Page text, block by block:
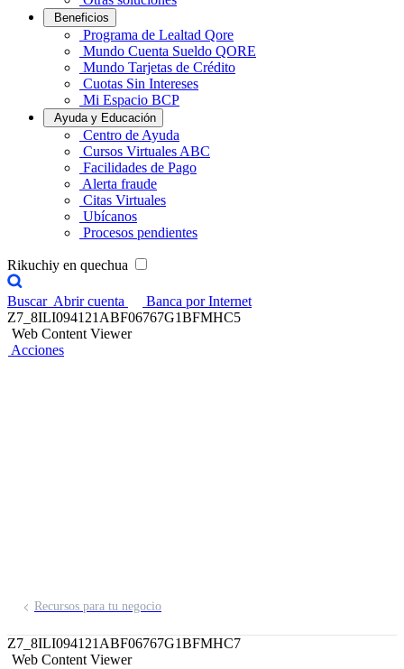
Beneficios
Programa de Lealtad Qore
Mundo Cuenta Sueldo QORE
Mundo Tarjetas de Crédito
Cuotas Sin Intereses
Mi Espacio BCP
Ayuda y Educación
Centro de Ayuda
Cursos Virtuales ABC
Facilidades de Pago
Alerta fraude
Citas Virtuales
Ubícanos
Procesos pendientes
Rikuchiy en quechua
Buscar Abrir cuenta
Banca por Internet
Z7_8ILI094121ABF06767G1BFMHC5
Web Content Viewer
Acciones
Recursos para tu negocio
Z7_8ILI094121ABF06767G1BFMHC7
Web Content Viewer